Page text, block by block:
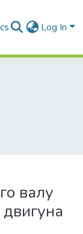
Log In
валу